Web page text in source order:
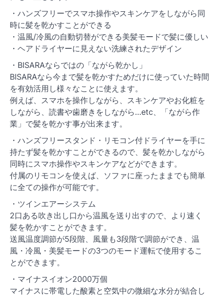
・ハンズフリーでスマホ操作やスキンケアをしながら同
時に髪を乾かすことができる
・温風/冷風の自動切替ができる美髪モードで髪に優しい
・ヘアドライヤーに見えない洗練されたデザイン
・BISARAならではの「ながら乾かし」
BISARAなら今まで髪を乾かすためだけに使っていた時間
を有効活用し様々なことに使えます。
例えば、スマホを操作しながら、スキンケアやお化粧を
しながら、読書や歯磨きをしながら…etc、「ながら作
業」で髪を乾かす事が出来ます。
・ハンズフリースタンド・リモコン付ドライヤーを手に
持たず髪を乾かすことができるので、髪を乾かしながら
同時にスマホ操作やスキンケアなどができます。
付属のリモコンを使えば、ソファに座ったままでも簡単
に全ての操作が可能です。
・ツインエアーシステム
2口ある吹き出し口から温風を送り出すので、より速く
髪を乾かすことができます。
送風温度調節が5段階、風量も3段階で調節ができ、温
風・冷風・美髪モードの3つのモード運転で使用するこ
とができます。
・マイナスイオン2000万個
マイナスに帯電した酸素と空気中の微細な水分が結合し